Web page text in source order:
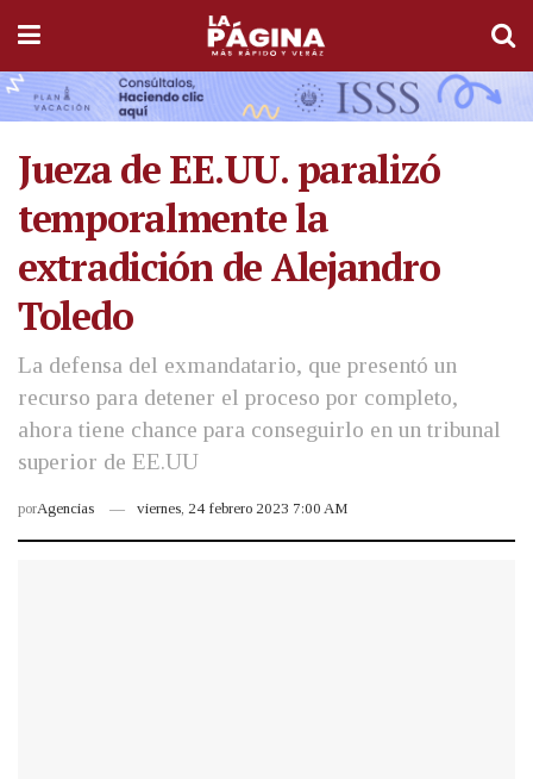
Jueza de EE.UU. paralizó
temporalmente la
extradición de Alejandro
Toledo
La defensa del exmandatario, que presentó un
recurso para detener el proceso por completo,
ahora tiene chance para conseguirlo en un tribunal
superior de EE.UU
porAgencias viernes, 24 febrero 2023 7:00 AM